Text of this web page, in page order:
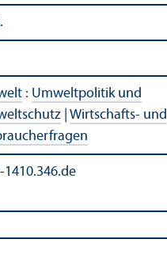
: Umweltpolitik und
Wirtschafts- und
1410.346.de